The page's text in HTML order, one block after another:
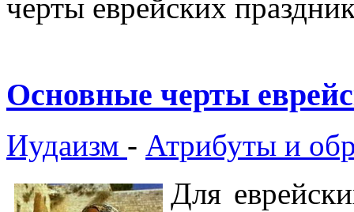
черты еврейских
Основные черты
Иудаизм - Атрибуты и
Для